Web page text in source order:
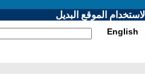
الموقع البديل
English